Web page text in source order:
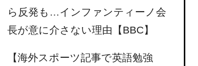
ら反発も…インファンティーノ会
長が意に介さない理由【BBC】
【海外スポーツ記事で英語勉強